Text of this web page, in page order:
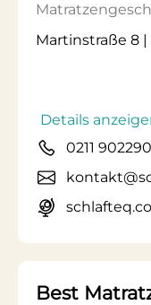
Martinstraße 8
Details
0211
Best